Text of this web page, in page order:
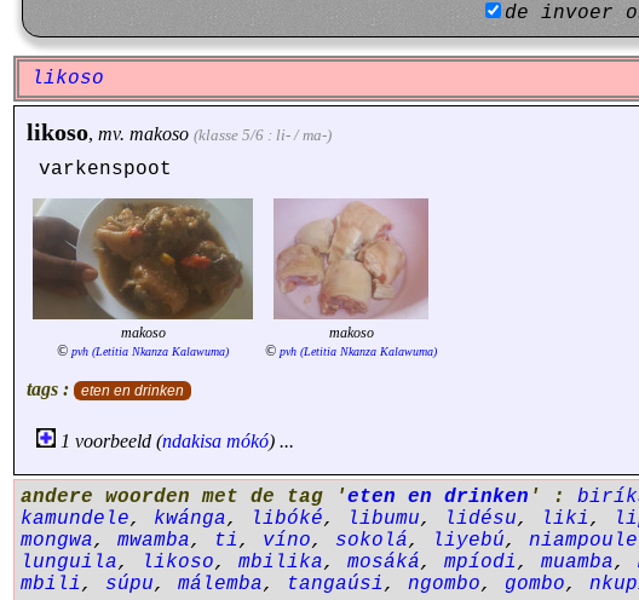
de invoer
likoso
likoso, mv. makoso (klasse 5/6 : li- / ma-)
varkenspoot
makoso
© pvh (Letitia Nkanza Kalawuma)
makoso
© pvh (Letitia Nkanza Kalawuma)
tags : eten en drinken
1 voorbeeld (ndakisa mókó) ...
andere woorden met de tag 'eten en drinken ' :
kamundele, kwánga, libóké, libumu, lidésu, liki,
mongwa, mwamba, ti, víno, sokolá, liyebú, niampoule
lunguila, likoso, mbilika, mosáká, mpíodi, muamba,
mbili, súpu, málemba, tangaúsi, ngombo, gombo,